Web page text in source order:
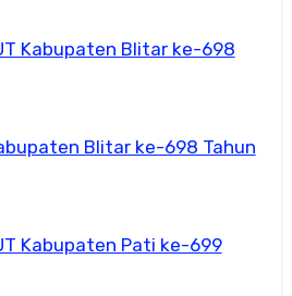
Kabupaten Blitar ke-698
Blitar ke-698 Tahun
Kabupaten Pati ke-699